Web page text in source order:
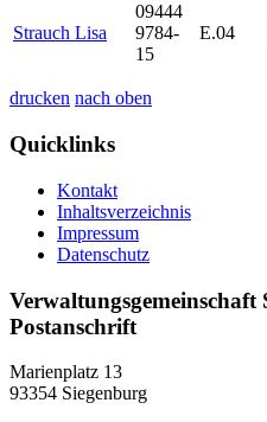
Strauch Lisa
09444
9784-
15
E.04
drucken nach oben
Quicklinks
Kontakt
Inhaltsverzeichnis
Impressum
Datenschutz
Verwaltungsgemeinschaft
Postanschrift
Marienplatz 13
93354 Siegenburg